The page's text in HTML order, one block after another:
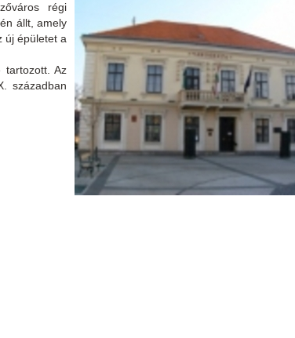
régi
állt, amely
új épületet a
tartozott. Az
században